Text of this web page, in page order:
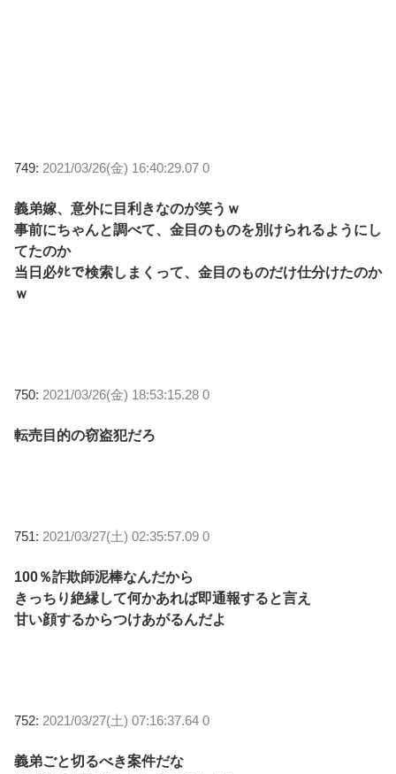
749: 2021/03/26(金) 16:40:29.07 0
義弟嫁、意外に目利きなのが笑うｗ
事前にちゃんと調べて、金目のものを別けられるようにし
てたのか
当日必ﾀﾋで検索しまくって、金目のものだけ仕分けたのか
ｗ
750: 2021/03/26(金) 18:53:15.28 0
転売目的の窃盗犯だろ
751: 2021/03/27(土) 02:35:57.09 0
100％詐欺師泥棒なんだから
きっちり絶縁して何かあれば即通報すると言え
甘い顔するからつけあがるんだよ
752: 2021/03/27(土) 07:16:37.64 0
義弟ごと切るべき案件だな